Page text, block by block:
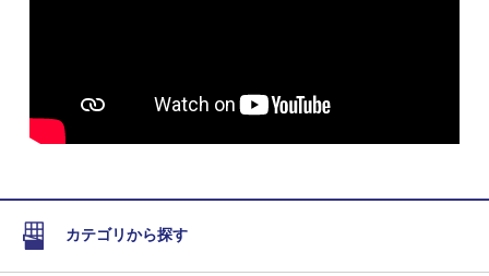
カテゴリから探す